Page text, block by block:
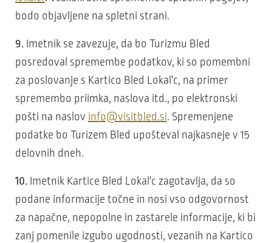
bodo objavljene na spletni strani.
9. Imetnik se zavezuje, da bo Turizmu Bled
posredoval spremembe podatkov, ki so pomembni
za poslovanje s Kartico Bled Lokal'c, na primer
spremembo priimka, naslova itd., po elektronski
pošti na naslov info@visitbled.si. Spremenjene
podatke bo Turizem Bled upošteval najkasneje v 15
delovnih dneh.
10. Imetnik Kartice Bled Lokal'c zagotavlja, da so
podane informacije točne in nosi vso odgovornost
za napačne, nepopolne in zastarele informacije, ki bi
zanj pomenile izgubo ugodnosti, vezanih na Kartico